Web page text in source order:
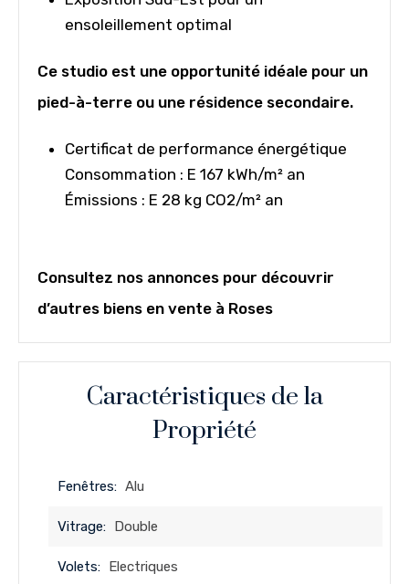
ensoleillement optimal
Ce studio est une opportunité idéale pour un
pied-à-terre ou une résidence secondaire.
Certificat de performance énergétique
Consommation : E 167 kWh/m² an
Émissions : E 28 kg CO2/m² an
Consultez nos annonces pour découvrir
d’autres biens en vente à Roses
Caractéristiques de la
Propriété
Fenêtres: Alu
Vitrage: Double
Volets: Electriques